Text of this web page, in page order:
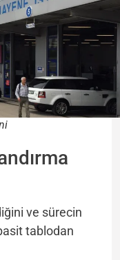
ve sürecin
tablodan